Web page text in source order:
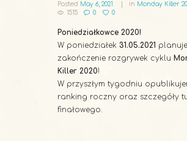
Posted May 6, 2021 in Monday Killer
1515
0 0
Poniedziałkowce 2020!
W poniedziałek 31.05.2021
zakończenie rozgrywek cyklu
Killer 2020!
W przyszłym tygodniu
ranking roczny oraz szczegóły
finałowego.